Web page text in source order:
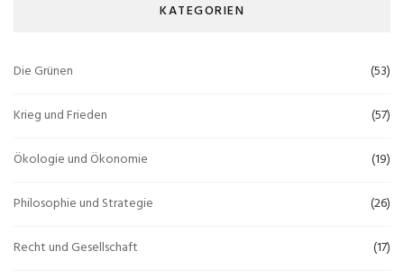
KATEGORIEN
Die Grünen (53)
Krieg und Frieden (57)
Ökologie und Ökonomie (19)
Philosophie und Strategie (26)
Recht und Gesellschaft (17)